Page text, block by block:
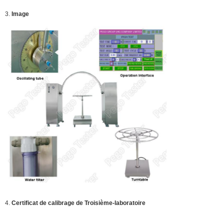
3. Image
4. Certificat de calibrage de Troisième-laboratoire